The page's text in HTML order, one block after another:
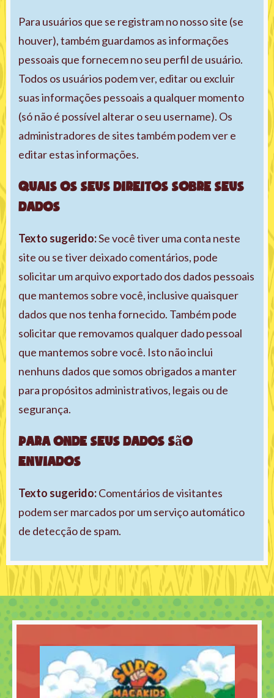
Para usuários que se registram no nosso site (se
houver), também guardamos as informações
pessoais que fornecem no seu perfil de usuário.
Todos os usuários podem ver, editar ou excluir
suas informações pessoais a qualquer momento
(só não é possível alterar o seu username). Os
administradores de sites também podem ver e
editar estas informações.
Quais os seus direitos sobre seus
dados
Texto sugerido:Se você tiver uma conta neste
site ou se tiver deixado comentários, pode
solicitar um arquivo exportado dos dados pessoais
que mantemos sobre você, inclusive quaisquer
dados que nos tenha fornecido. Também pode
solicitar que removamos qualquer dado pessoal
que mantemos sobre você. Isto não inclui
nenhuns dados que somos obrigados a manter
para propósitos administrativos, legais ou de
segurança.
Para onde seus dados são
enviados
Texto sugerido:Comentários de visitantes
podem ser marcados por um serviço automático
de detecção de spam.